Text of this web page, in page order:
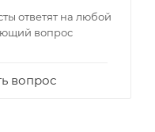
ответят на любой
вопрос
вопрос